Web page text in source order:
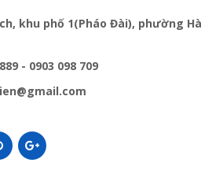
khu phố 1(Pháo Đài), phường Hà
- 0903 098 709